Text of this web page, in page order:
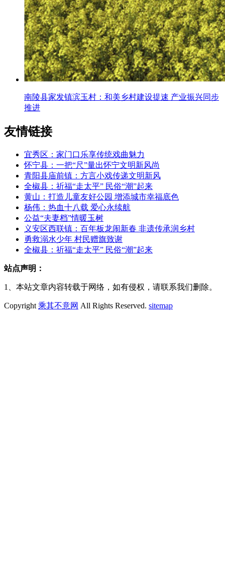
南陵县家发镇滨玉村：和美乡村建设提速 产业振兴同步
推进
友情链接
宜秀区：家门口乐享传统戏曲魅力
怀宁县：一把“尺”量出怀宁文明新风尚
青阳县庙前镇：方言小戏传递文明新风
全椒县：祈福“走太平” 民俗“潮”起来
黄山：打造儿童友好公园 增添城市幸福底色
杨伟：热血十八载 爱心永续航
公益“夫妻档”情暖玉树
义安区西联镇：百年板龙闹新春 非遗传承润乡村
勇救溺水少年 村民赠旗致谢
全椒县：祈福“走太平” 民俗“潮”起来
站点声明：
1、本站文章内容转载于网络，如有侵权，请联系我们删除。
Copyright 乘其不意网 All Rights Reserved. sitemap